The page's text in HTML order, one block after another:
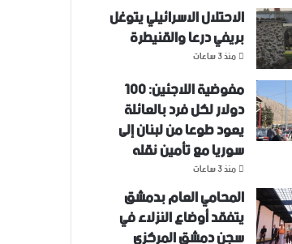
الاحتلال الاسرائيلي يتوغل
بريفي درعا والقنيطرة
منذ 3 ساعات
مفوضية اللاجئين: 100
دولار لكل فرد بالعائلة
يعود طوعا من لبنان إلى
سوريا مع تأمين نقله
منذ 3 ساعات
المحامي العام بدمشق
يتفقد أوضاع النزلاء في